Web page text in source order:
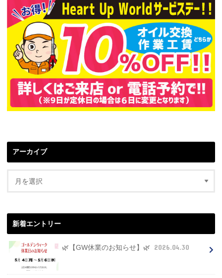
アーカイブ
新着エントリー
🌿【GW休業のお知らせ】🌿 2026.04.30